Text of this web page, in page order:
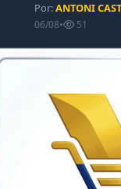
Por:ANTONI
06/08• 51